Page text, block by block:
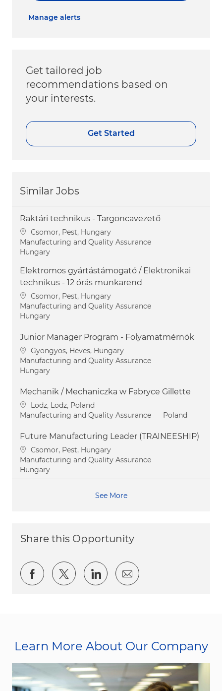
Manage alerts
Get tailored job
recommendations based on
your interests.
Get Started
Similar Jobs
Raktári technikus - Targoncavezető
Location
Csomor, Pest, Hungary
Category
Manufacturing and Quality Assurance
Hungary
Elektromos gyártástámogató / Elektronikai
technikus - 12 órás munkarend
Location
Csomor, Pest, Hungary
Category
Manufacturing and Quality Assurance
Hungary
Junior Manager Program - Folyamatmérnök
Location
Gyongyos, Heves, Hungary
Category
Manufacturing and Quality Assurance
Hungary
Mechanik / Mechaniczka w Fabryce Gillette
Location
Lodz, Lodz, Poland
Category
Manufacturing and Quality Assurance Poland
Future Manufacturing Leader (TRAINEESHIP)
Location
Csomor, Pest, Hungary
Category
Manufacturing and Quality Assurance
Hungary
See More
Share this Opportunity
Share via Facebook
Share via twitter
Share via LinkedIn
Share via email
Learn More About Our Company